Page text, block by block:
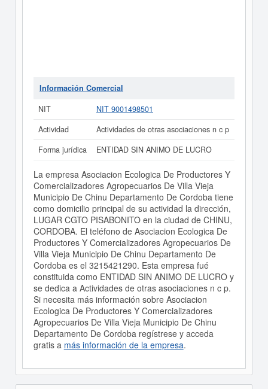
Información Comercial
NIT
NIT 9001498501
Actividad
Actividades de otras asociaciones n c p
Forma jurídica
ENTIDAD SIN ANIMO DE LUCRO
La empresa Asociacion Ecologica De Productores Y
Comercializadores Agropecuarios De Villa Vieja
Municipio De Chinu Departamento De Cordoba tiene
como domicilio principal de su actividad la dirección,
LUGAR CGTO PISABONITO en la ciudad de CHINU,
CORDOBA. El teléfono de Asociacion Ecologica De
Productores Y Comercializadores Agropecuarios De
Villa Vieja Municipio De Chinu Departamento De
Cordoba es el 3215421290. Esta empresa fué
constituida como ENTIDAD SIN ANIMO DE LUCRO y
se dedica a Actividades de otras asociaciones n c p.
Si necesita más información sobre Asociacion
Ecologica De Productores Y Comercializadores
Agropecuarios De Villa Vieja Municipio De Chinu
Departamento De Cordoba regístrese y acceda
gratis a más información de la empresa.